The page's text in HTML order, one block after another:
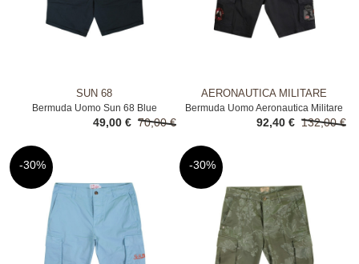
SUN 68
Bermuda Uomo Sun 68 Blue
70,00 €
49,00 €
AERONAUTICA MILITARE
Bermuda Uomo Aeronautica Militare
Blue
132,00 €
92,40 €
-30% -30%